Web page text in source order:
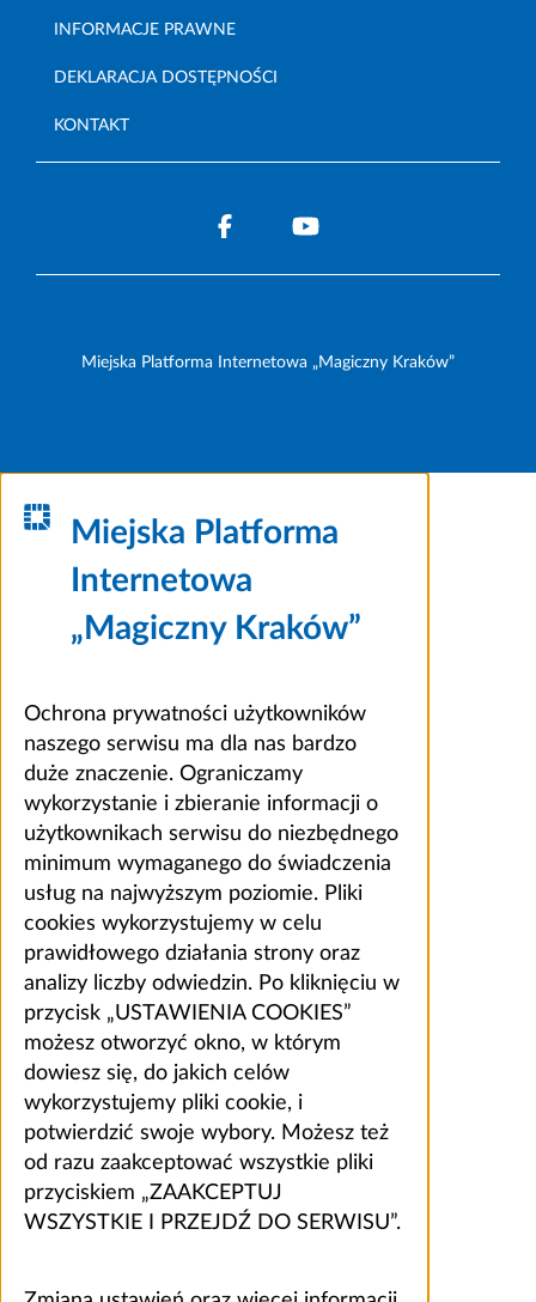
INFORMACJE PRAWNE
DEKLARACJA DOSTĘPNOŚCI
KONTAKT
Miejska Platforma Internetowa „Magiczny Kraków”
Miejska Platforma
Internetowa
„Magiczny Kraków”
Ochrona prywatności użytkowników
naszego serwisu ma dla nas bardzo
duże znaczenie. Ograniczamy
wykorzystanie i zbieranie informacji o
użytkownikach serwisu do niezbędnego
minimum wymaganego do świadczenia
usług na najwyższym poziomie. Pliki
cookies wykorzystujemy w celu
prawidłowego działania strony oraz
analizy liczby odwiedzin. Po kliknięciu w
przycisk „USTAWIENIA COOKIES”
możesz otworzyć okno, w którym
dowiesz się, do jakich celów
wykorzystujemy pliki cookie, i
potwierdzić swoje wybory. Możesz też
od razu zaakceptować wszystkie pliki
przyciskiem „ZAAKCEPTUJ
WSZYSTKIE I PRZEJDŹ DO SERWISU”.